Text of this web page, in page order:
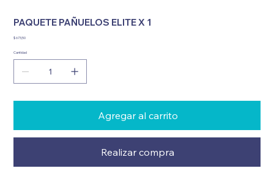
PAQUETE PAÑUELOS ELITE X 1
Precio
$ 673,50
Cantidad
Agregar al carrito
Realizar compra